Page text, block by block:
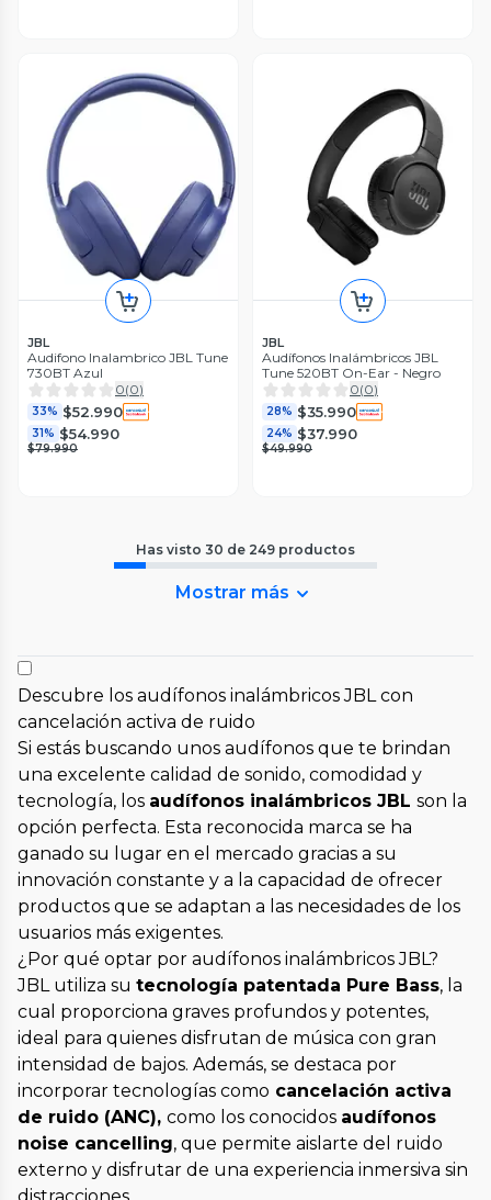
JBL
Audifono Inalambrico JBL Tune
730BT Azul
0(0)
33% $52.990
31% $54.990
$79.990
JBL
Audífonos Inalámbricos JBL
Tune 520BT On-Ear - Negro
0(0)
28% $35.990
24% $37.990
$49.990
Has visto 30 de 249 productos
Mostrar más
Descubre los audífonos inalámbricos JBL con
cancelación activa de ruido
Si estás buscando unos audífonos que te brindan
una excelente calidad de sonido, comodidad y
tecnología, los audífonos inalámbricos JBL son la
opción perfecta. Esta reconocida marca se ha
ganado su lugar en el mercado gracias a su
innovación constante y a la capacidad de ofrecer
productos que se adaptan a las necesidades de los
usuarios más exigentes.
¿Por qué optar por audífonos inalámbricos JBL?
JBL utiliza su tecnología patentada Pure Bass, la
cual proporciona graves profundos y potentes,
ideal para quienes disfrutan de música con gran
intensidad de bajos. Además, se destaca por
incorporar tecnologías como cancelación activa
de ruido (ANC), como los conocidos audífonos
noise cancelling, que permite aislarte del ruido
externo y disfrutar de una experiencia inmersiva sin